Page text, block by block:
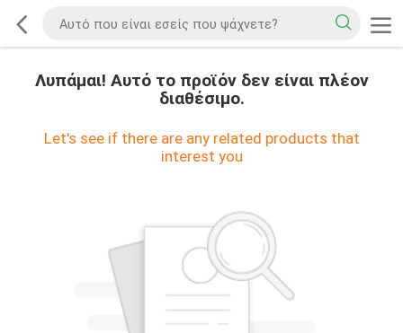
Λυπάμαι! Αυτό το προϊόν δεν είναι πλέον
διαθέσιμο.
Let's see if there are any related products that
interest you